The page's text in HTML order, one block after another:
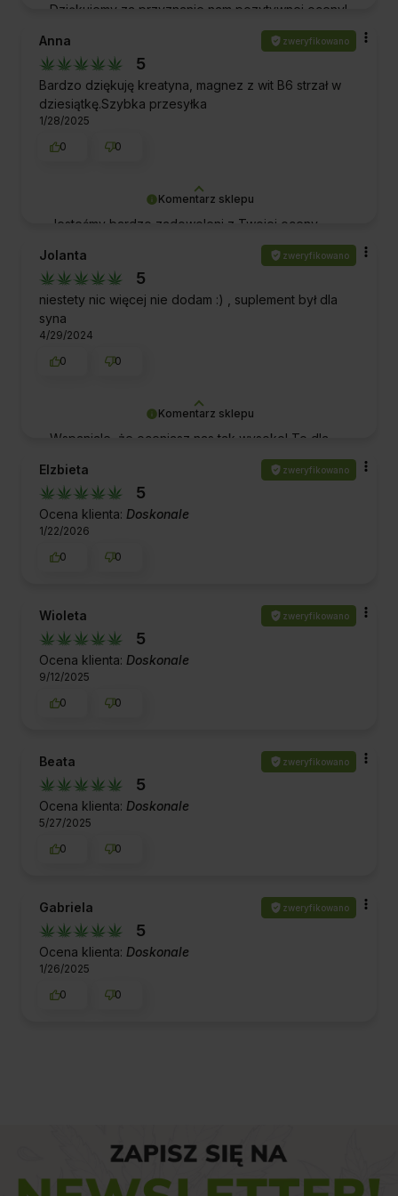
Dziękujemy za przyznanie nam pozytywnej oceny!
To dla nas ogromne wyróżnienie i motywacja do
dalszej doskonałej obsługi. Pozdrawiamy!
Komentarz sklepu
Jesteśmy bardzo zadowoleni z Twojej oceny
naszej pracy i produktów! Dziękujemy za wsparcie
i za to, że jesteś z nami. Pozdrawiamy!
Anna zweryfikowano
5
Bardzo dziękuję kreatyna, magnez z wit B6 strzał w
dziesiątkę.Szybka przesyłka
1/28/2025
0
0
Komentarz sklepu
Wspaniale, że oceniasz nas tak wysoko! To dla
nas potwierdzenie, że spełniliśmy Twoje
oczekiwania. Dziękujemy za zaufanie.
Pozdrawiamy!
Jolanta zweryfikowano
5
niestety nic więcej nie dodam :) , suplement był dla
syna
4/29/2024
0
0
Elzbieta zweryfikowano
5
Ocena klienta: Doskonale
1/22/2026
0
0
Wioleta zweryfikowano
5
Ocena klienta: Doskonale
9/12/2025
0
0
Beata zweryfikowano
5
Ocena klienta: Doskonale
5/27/2025
0
0
Gabriela zweryfikowano
5
Ocena klienta: Doskonale
1/26/2025
0
0